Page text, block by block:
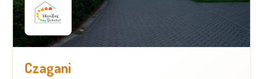
Czagani